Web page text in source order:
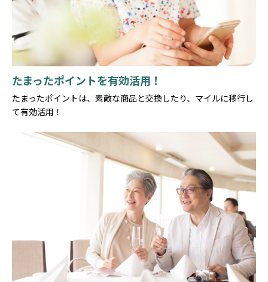
たまったポイントを有効活用！
たまったポイントは、素敵な商品と交換したり、マイルに移行し
て有効活用！